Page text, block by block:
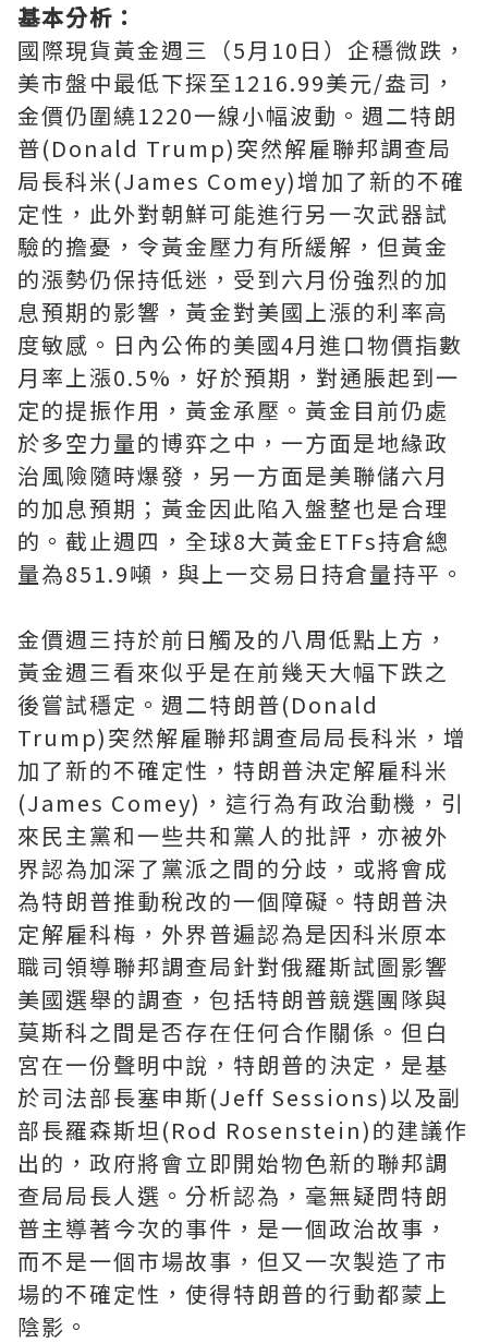
基本分析：
國際現貨黃金週三（5月10日）企穩微跌，
美市盤中最低下探至1216.99美元/盎司，
金價仍圍繞1220一線小幅波動。週二特朗
普(Donald Trump)突然解雇聯邦調查局
局長科米(James Comey)增加了新的不確
定性，此外對朝鮮可能進行另一次武器試
驗的擔憂，令黃金壓力有所緩解，但黃金
的漲勢仍保持低迷，受到六月份強烈的加
息預期的影響，黃金對美國上漲的利率高
度敏感。日內公佈的美國4月進口物價指數
月率上漲0.5%，好於預期，對通脹起到一
定的提振作用，黃金承壓。黃金目前仍處
於多空力量的博弈之中，一方面是地緣政
治風險隨時爆發，另一方面是美聯儲六月
的加息預期；黃金因此陷入盤整也是合理
的。截止週四，全球8大黃金ETFs持倉總
量為851.9噸，與上一交易日持倉量持平。
金價週三持於前日觸及的八周低點上方，
黃金週三看來似乎是在前幾天大幅下跌之
後嘗試穩定。週二特朗普(Donald
Trump)突然解雇聯邦調查局局長科米，增
加了新的不確定性，特朗普決定解雇科米
(James Comey)，這行為有政治動機，引
來民主黨和一些共和黨人的批評，亦被外
界認為加深了黨派之間的分歧，或將會成
為特朗普推動稅改的一個障礙。特朗普決
定解雇科梅，外界普遍認為是因科米原本
職司領導聯邦調查局針對俄羅斯試圖影響
美國選舉的調查，包括特朗普競選團隊與
莫斯科之間是否存在任何合作關係。但白
宮在一份聲明中說，特朗普的決定，是基
於司法部長塞申斯(Jeff Sessions)以及副
部長羅森斯坦(Rod Rosenstein)的建議作
出的，政府將會立即開始物色新的聯邦調
查局局長人選。分析認為，毫無疑問特朗
普主導著今次的事件，是一個政治故事，
而不是一個市場故事，但又一次製造了市
場的不確定性，使得特朗普的行動都蒙上
陰影。